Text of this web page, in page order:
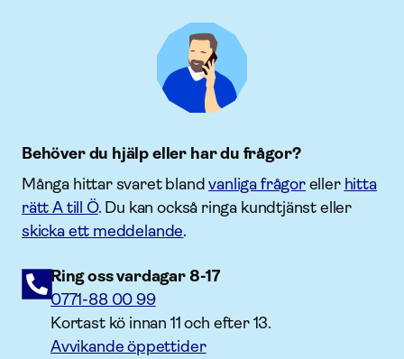
Behöver du hjälp eller har du frågor?
Många hittar svaret blandvanliga frågoreller hitta
rätt A till Ö. Du kan också ringa kundtjänst eller
skicka ett meddelande.
Ring oss vardagar 8-17
0771-88 00 99
Kortast kö innan 11 och efter 13.
Avvikande öppettider